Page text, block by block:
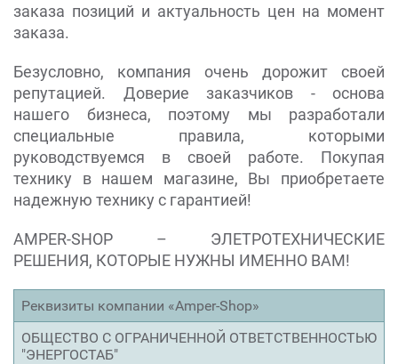
заказа позиций и актуальность цен на момент
заказа.
Безусловно, компания очень дорожит своей
репутацией. Доверие заказчиков - основа
нашего бизнеса, поэтому мы разработали
специальные правила, которыми
руководствуемся в своей работе. Покупая
технику в нашем магазине, Вы приобретаете
надежную технику с гарантией!
AMPER-SHOP – ЭЛЕТРОТЕХНИЧЕСКИЕ
РЕШЕНИЯ, КОТОРЫЕ НУЖНЫ ИМЕННО ВАМ!
Реквизиты компании «Amper-Shop»
ОБЩЕСТВО С ОГРАНИЧЕННОЙ ОТВЕТСТВЕННОСТЬЮ
"ЭНЕРГОСТАБ"